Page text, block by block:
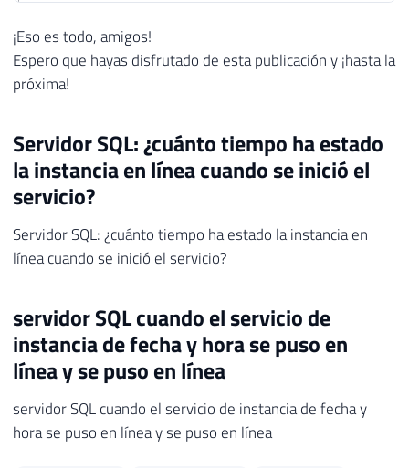
¡Eso es todo, amigos!
Espero que hayas disfrutado de esta publicación y ¡hasta la
próxima!
Servidor SQL: ¿cuánto tiempo ha estado
la instancia en línea cuando se inició el
servicio?
Servidor SQL: ¿cuánto tiempo ha estado la instancia en
línea cuando se inició el servicio?
servidor SQL cuando el servicio de
instancia de fecha y hora se puso en
línea y se puso en línea
servidor SQL cuando el servicio de instancia de fecha y
hora se puso en línea y se puso en línea